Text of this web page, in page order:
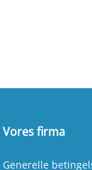
Vores firma
Generelle